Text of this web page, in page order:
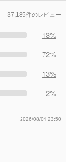
37,185件のレビュー
13%
72%
13%
2%
2026/08/04 23:50